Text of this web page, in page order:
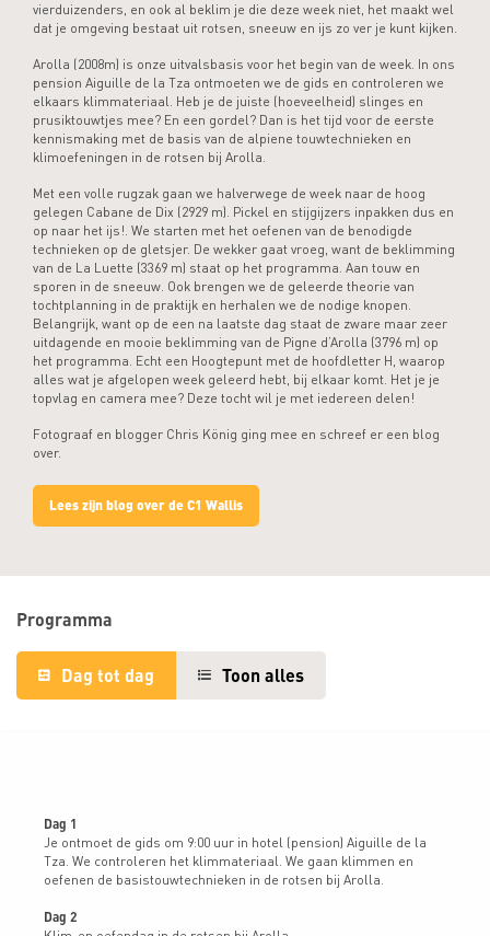
vierduizenders, en ook al beklim je die deze week niet, het maakt wel
dat je omgeving bestaat uit rotsen, sneeuw en ijs zo ver je kunt kijken.
Arolla (2008m) is onze uitvalsbasis voor het begin van de week. In ons
pension Aiguille de la Tza ontmoeten we de gids en controleren we
elkaars klimmateriaal. Heb je de juiste (hoeveelheid) slinges en
prusiktouwtjes mee? En een gordel? Dan is het tijd voor de eerste
kennismaking met de basis van de alpiene touwtechnieken en
klimoefeningen in de rotsen bij Arolla.
Met een volle rugzak gaan we halverwege de week naar de hoog
gelegen Cabane de Dix (2929 m). Pickel en stijgijzers inpakken dus en
op naar het ijs!. We starten met het oefenen van de benodigde
technieken op de gletsjer. De wekker gaat vroeg, want de beklimming
van de La Luette (3369 m) staat op het programma. Aan touw en
sporen in de sneeuw. Ook brengen we de geleerde theorie van
tochtplanning in de praktijk en herhalen we de nodige knopen.
Belangrijk, want op de een na laatste dag staat de zware maar zeer
uitdagende en mooie beklimming van de Pigne d’Arolla (3796 m) op
het programma. Echt een Hoogtepunt met de hoofdletter H, waarop
alles wat je afgelopen week geleerd hebt, bij elkaar komt. Het je je
topvlag en camera mee? Deze tocht wil je met iedereen delen!
Fotograaf en blogger Chris König ging mee en schreef er een blog
over.
Lees zijn blog over de C1 Wallis
Programma
Dag tot dag Toon alles
Dag 1
Je ontmoet de gids om 9:00 uur in hotel (pension) Aiguille de la
Tza. We controleren het klimmateriaal. We gaan klimmen en
oefenen de basistouwtechnieken in de rotsen bij Arolla.
Dag 2